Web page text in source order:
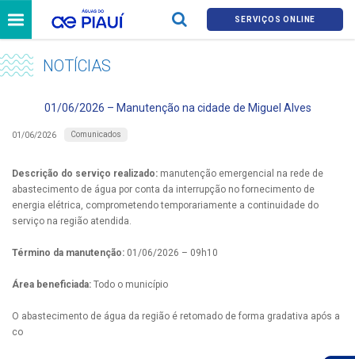
SERVIÇOS ONLINE
NOTÍCIAS
01/06/2026 – Manutenção na cidade de Miguel Alves
01/06/2026 Comunicados
Descrição do serviço realizado: manutenção emergencial na rede de
abastecimento de água por conta da interrupção no fornecimento de
energia elétrica, comprometendo temporariamente a continuidade do
serviço na região atendida.
Término da manutenção: 01/06/2026 – 09h10
Área beneficiada: Todo o município
O abastecimento de água da região é retomado de forma gradativa após a
co